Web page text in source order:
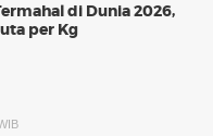
di Dunia 2026,
per Kg